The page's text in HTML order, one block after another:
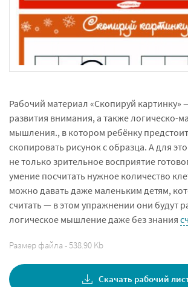
Рабочий материал «Скопируй картинку»
развития внимания, а также логическо-
мышления., в котором ребёнку предстоит
скопировать рисунок с образца. А для
не только зрительное восприятие
умение посчитать нужное количество
можно давать даже маленьким детям,
считать — в этом упражнении они будут
логическое мышление даже без знания
Размер файла - 538.90 Kb
Скачать рабочий